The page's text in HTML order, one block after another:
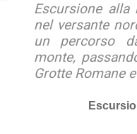
Escursione
nel versante
un percorso
monte,
Grotte Romane